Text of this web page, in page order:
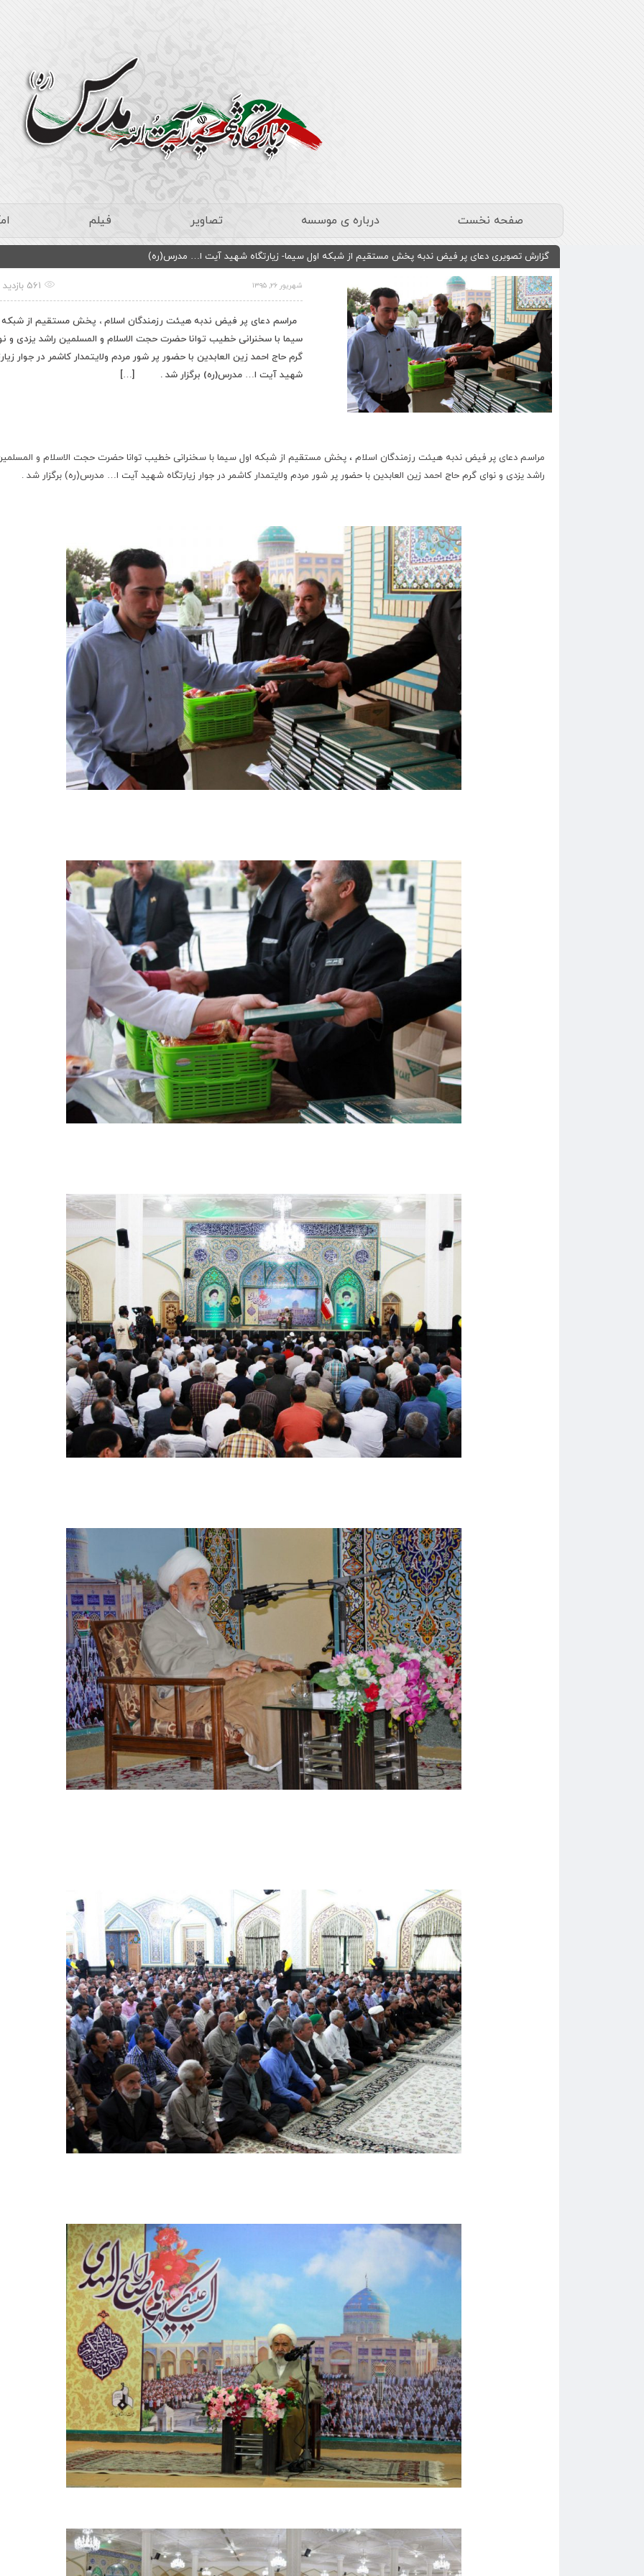
صفحه نخست درباره ی موسسه تصاویر فیلم
گزارش تصویری دعای پر فیض ندبه پخش مستقیم از شبکه اول سیما- زیارتگاه شهید آیت ا… مدرس(ره)
شهریور ۲۶, ۱۳۹۵ 561 بازدید
مراسم دعای پر فیض ندبه هیئت رزمندگان اسلام ، پخش مستقیم از شبکه
سیما با سخنرانی خطیب توانا حضرت حجت الاسلام و المسلمین راشد یزدی و
گرم حاج احمد زین العابدین با حضور پر شور مردم ولایتمدار کاشمر در جوار
شهید آیت ا… مدرس(ره) برگزار شد . […]
مراسم دعای پر فیض ندبه هیئت رزمندگان اسلام ، پخش مستقیم از شبکه اول سیما با سخنرانی خطیب توانا حضرت حجت الاسلام و
راشد یزدی و نوای گرم حاج احمد زین العابدین با حضور پر شور مردم ولایتمدار کاشمر در جوار زیارتگاه شهید آیت ا… مدرس(ره) برگزار شد .